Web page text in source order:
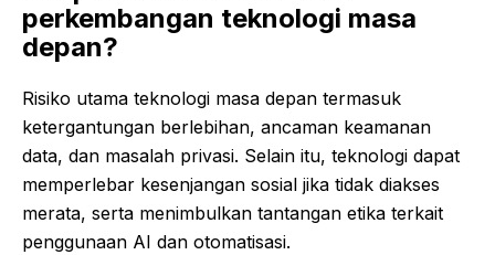
perkembangan teknologi masa
depan?
Risiko utama teknologi masa depan termasuk
ketergantungan berlebihan, ancaman keamanan
data, dan masalah privasi. Selain itu, teknologi dapat
memperlebar kesenjangan sosial jika tidak diakses
merata, serta menimbulkan tantangan etika terkait
penggunaan AI dan otomatisasi.